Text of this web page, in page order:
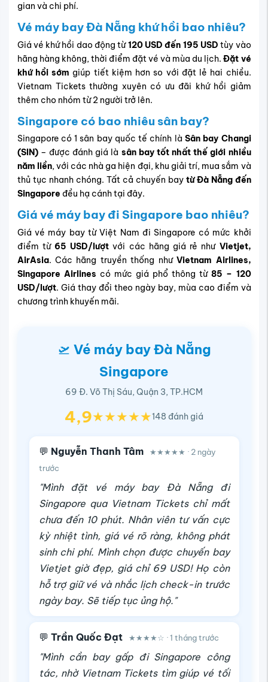
gian và chi phí.
Vé máy bay Đà Nẵng khứ hồi bao nhiêu?
Giá vé khứ hồi dao động từ120 USD đến 195 USD tùy vào
hãng hàng không, thời điểm đặt vé và mùa du lịch.Đặt vé
khứ hồi sớm giúp tiết kiệm hơn so với đặt lẻ hai chiều.
Vietnam Tickets thường xuyên có ưu đãi khứ hồi giảm
thêm cho nhóm từ 2 người trở lên.
Singapore có bao nhiêu sân bay?
Singapore có 1 sân bay quốc tế chính là Sân bay Changi
(SIN)– được đánh giá là sân bay tốt nhất thế giới nhiều
năm liền, với các nhà ga hiện đại, khu giải trí, mua sắm và
thủ tục nhanh chóng. Tất cả chuyến bay từ Đà Nẵng đến
Singapore đều hạ cánh tại đây.
Giá vé máy bay đi Singapore bao nhiêu?
Giá vé máy bay từ Việt Nam đi Singapore có mức khởi
điểm từ 65 USD/lượt với các hãng giá rẻ như Vietjet,
AirAsia. Các hãng truyền thống nhưVietnam Airlines,
Singapore Airlines có mức giá phổ thông từ85 – 120
USD/lượt. Giá thay đổi theo ngày bay, mùa cao điểm và
chương trình khuyến mãi.
🛫 Vé máy bay Đà Nẵng
Singapore
69 Đ. Võ Thị Sáu, Quận 3, TP.HCM
4,9★★★★★148 đánh giá
💬 Nguyễn Thanh Tâm
★★★★★ · 2 ngày
trước
"Mình đặt vé máy bay Đà Nẵng đi
Singapore qua Vietnam Tickets chỉ mất
chưa đến 10 phút. Nhân viên tư vấn cực
kỳ nhiệt tình, giá vé rõ ràng, không phát
sinh chi phí. Mình chọn được chuyến bay
Vietjet giờ đẹp, giá chỉ 69 USD! Họ còn
hỗ trợ giữ vé và nhắc lịch check-in trước
ngày bay. Sẽ tiếp tục ủng hộ."
💬 Trần Quốc Đạt ★★★★☆ · 1 tháng trước
"Mình cần bay gấp đi Singapore công
tác, nhờ Vietnam Tickets tìm giúp vé tối